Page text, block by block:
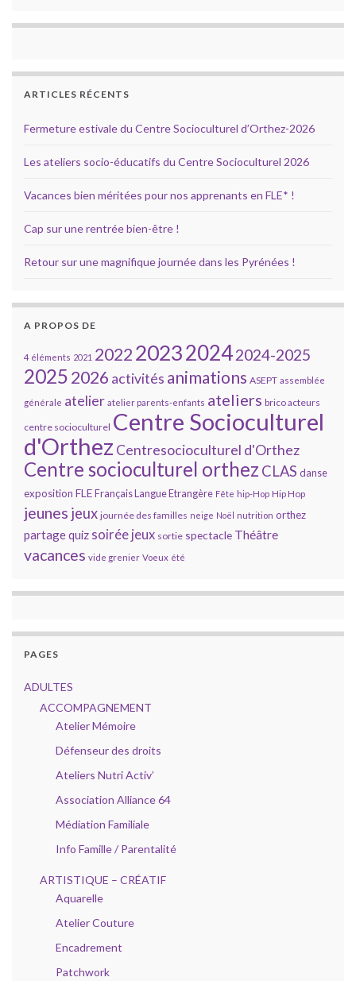
ARTICLES RÉCENTS
Fermeture estivale du Centre Socioculturel d’Orthez-2026
Les ateliers socio-éducatifs du Centre Socioculturel 2026
Vacances bien méritées pour nos apprenants en FLE* !
Cap sur une rentrée bien-être !
Retour sur une magnifique journée dans les Pyrénées !
A PROPOS DE
4 éléments 2021 2022202320242024-2025
20252026 activités animations ASEPT assemblée
générale atelier atelier parents-enfants ateliers brico acteurs
centre socioculturel Centre Socioculturel
d'Orthez Centresocioculturel d'Orthez
Centre socioculturel orthez CLAS danse
exposition FLE Français Langue Etrangère Fête hip-Hop Hip Hop
jeunes jeux journée des familles neige Noël nutrition orthez
partagequiz soirée jeux sortie spectacle Théâtre
vacances vide grenier Voeux été
PAGES
ADULTES
ACCOMPAGNEMENT
Atelier Mémoire
Défenseur des droits
Ateliers Nutri Activ’
Association Alliance 64
Médiation Familiale
Info Famille / Parentalité
ARTISTIQUE – CRÉATIF
Aquarelle
Atelier Couture
Encadrement
Patchwork